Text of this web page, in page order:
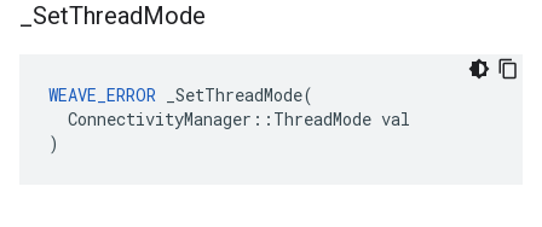
SetThreadMode
WEAVE_ERROR _SetThreadMode(
  ConnectivityManager::ThreadMode val
)